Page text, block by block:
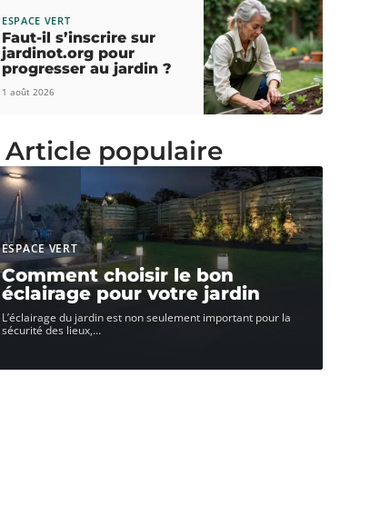
ESPACE VERT
Faut-il s’inscrire sur
jardinot.org pour
progresser au jardin ?
1 août 2026
Article populaire
ESPACE VERT
Comment choisir le bon
éclairage pour votre jardin
L’éclairage du jardin est non seulement important pour la
sécurité des lieux,…